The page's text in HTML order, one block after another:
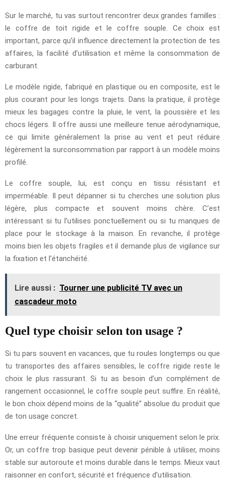
Sur le marché, tu vas surtout rencontrer deux grandes familles :
le coffre de toit rigide et le coffre souple. Ce choix est
important, parce qu’il influence directement la protection de tes
affaires, la facilité d’utilisation et même la consommation de
carburant.
Le modèle rigide, fabriqué en plastique ou en composite, est le
plus courant pour les longs trajets. Dans la pratique, il protège
mieux les bagages contre la pluie, le vent, la poussière et les
chocs légers. Il offre aussi une meilleure tenue aérodynamique,
ce qui limite généralement la prise au vent et peut réduire
légèrement la surconsommation par rapport à un modèle moins
profilé.
Le coffre souple, lui, est conçu en tissu résistant et
imperméable. Il peut dépanner si tu cherches une solution plus
légère, plus compacte et souvent moins chère. C’est
intéressant si tu l’utilises ponctuellement ou si tu manques de
place pour le stockage à la maison. En revanche, il protège
moins bien les objets fragiles et il demande plus de vigilance sur
la fixation et l’étanchéité.
Lire aussi : Tourner une publicité TV avec un
cascadeur moto
Quel type choisir selon ton usage ?
Si tu pars souvent en vacances, que tu roules longtemps ou que
tu transportes des affaires sensibles, le coffre rigide reste le
choix le plus rassurant. Si tu as besoin d’un complément de
rangement occasionnel, le coffre souple peut suffire. En réalité,
le bon choix dépend moins de la “qualité” absolue du produit que
de ton usage concret.
Une erreur fréquente consiste à choisir uniquement selon le prix.
Or, un coffre trop basique peut devenir pénible à utiliser, moins
stable sur autoroute et moins durable dans le temps. Mieux vaut
raisonner en confort, sécurité et fréquence d’utilisation.